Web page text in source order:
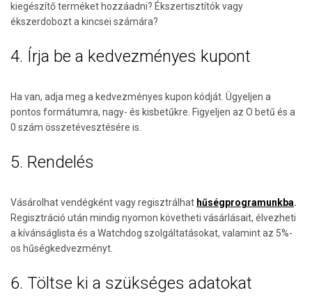
kiegészítő terméket hozzáadni? Ékszertisztítók vagy
ékszerdobozt a kincsei számára?
4. Írja be a kedvezményes kupont
Ha van, adja meg a kedvezményes kupon kódját. Ügyeljen a
pontos formátumra, nagy- és kisbetűkre. Figyeljen az O betű és a
0 szám összetévesztésére is.
5. Rendelés
Vásárolhat vendégként vagy regisztrálhat hűségprogramunkba.
Regisztráció után mindig nyomon követheti vásárlásait, élvezheti
a kívánságlista és a Watchdog szolgáltatásokat, valamint az 5%-
os hűségkedvezményt.
6. Töltse ki a szükséges adatokat